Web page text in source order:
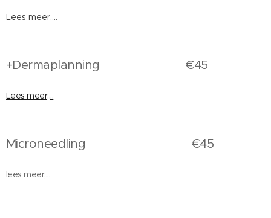
Lees meer,...
+Dermaplanning €45
Lees meer,...
Microneedling €45
lees meer,...